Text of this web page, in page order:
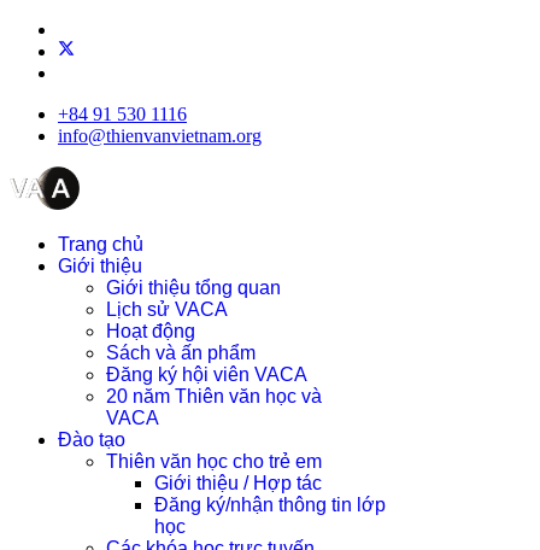
+84 91 530 1116
info@thienvanvietnam.org
Trang chủ
Giới thiệu
Giới thiệu tổng quan
Lịch sử VACA
Hoạt động
Sách và ấn phẩm
Đăng ký hội viên VACA
20 năm Thiên văn học và
VACA
Đào tạo
Thiên văn học cho trẻ em
Giới thiệu / Hợp tác
Đăng ký/nhận thông tin lớp
học